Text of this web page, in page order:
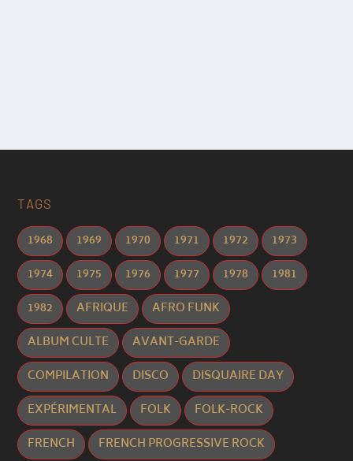
TAGS
1968 1969 1970 1971 1972
1973
1974
1975 1976 1977 1978
1981
1982
AFRIQUE
AFRO FUNK
ALBUM CULTE
AVANT-GARDE
COMPILATION
DISCO
DISQUAIRE DAY
EXPÉRIMENTAL
FOLK
FOLK-ROCK
FRENCH
FRENCH PROGRESSIVE ROCK